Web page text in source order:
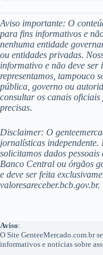
Aviso importante: O
para fins informativos e
nenhuma entidade
ou entidades privadas.
informativo e não deve
representamos, tampouco
pública, governo ou
consultar os canais
precisas.
Disclaimer: O
jornalísticas independente.
solicitamos dados
Banco Central ou órgãos
e deve ser feita
valoresareceber.bcb.gov.br.
Aviso:
O Site GenteeMercado.com.br
informativos e notícias sobre